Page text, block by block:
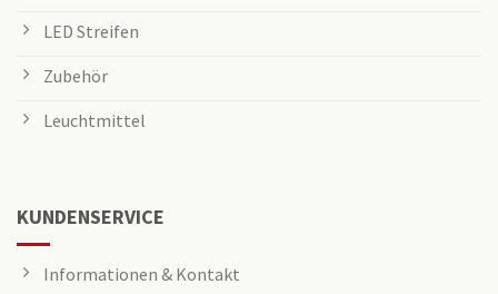
LED Streifen
Zubehör
Leuchtmittel
KUNDENSERVICE
Informationen & Kontakt